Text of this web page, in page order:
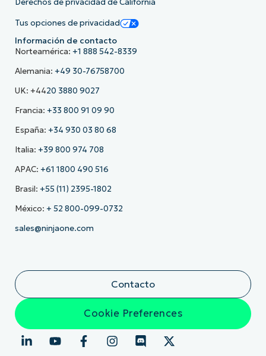
Tus opciones de privacidad
Información de contacto
Norteamérica: +1 888 542-8339
Alemania: +49 30-76758700
UK: +4420 3880 9027
Francia: +33 800 91 09 90
España: +34 930 03 80 68
Italia: +39 800 974 708
APAC: +61 1800 490 516
Brasil: +55 (11) 2395-1802
México: + 52 800-099-0732
sales@ninjaone.com
Contacto
Cookie Preferences